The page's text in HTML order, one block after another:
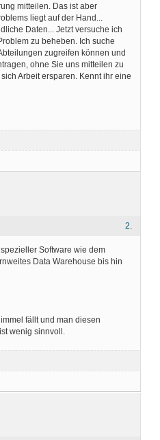
mitteilen. Das ist aber
liegt auf der Hand...
Daten... Jetzt versuche ich
zu beheben. Ich suche
zugreifen können und
ohne Sie uns mitteilen zu
Arbeit ersparen. Kennt ihr eine
2.
Software wie dem
Data Warehouse bis hin
fällt und man diesen
wenig sinnvoll.